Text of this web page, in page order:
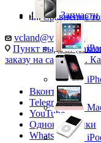
Сравнение
vcland@vcland.ru
Пункт выдачи
заказу на сайте), ул.
Вконтакте
Telegram
YouTube
Одноклассники
WhatsApp